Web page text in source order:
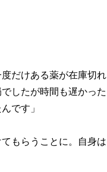
だけある薬が在庫切れ
したが時間も遅かった
です」
もらうことに。自身は